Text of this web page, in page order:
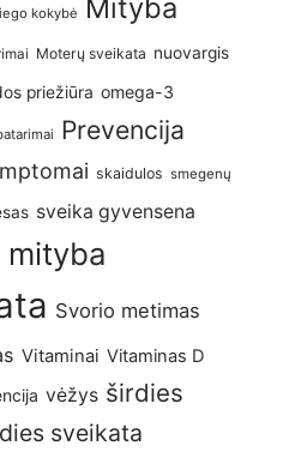
kokybė Mityba
Moterų sveikata nuovargis
priežiūra omega-3
Prevencija
skaidulos smegenų
sveika gyvensena
mityba
Svorio metimas
Vitaminai Vitaminas D
vėžys širdies
sveikata